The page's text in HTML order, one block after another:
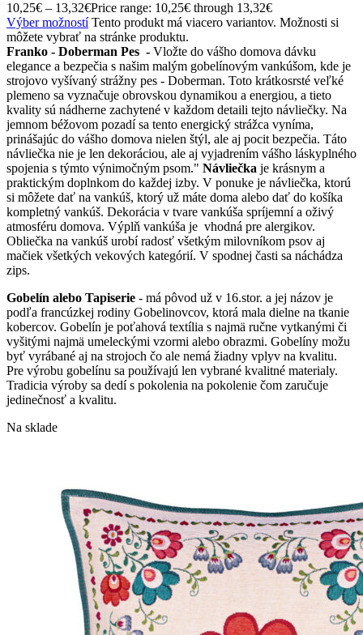
10,25€ – 13,32€Price range: 10,25€ through 13,32€
Výber možností Tento produkt má viacero variantov. Možnosti si
môžete vybrať na stránke produktu.
Franko - Doberman Pes - Vložte do vášho domova dávku
elegance a bezpečia s našim malým gobelínovým vankúšom, kde je
strojovo vyšívaný strážny pes - Doberman. Toto krátkosrsté veľké
plemeno sa vyznačuje obrovskou dynamikou a energiou, a tieto
kvality sú nádherne zachytené v každom detaili tejto návliečky. Na
jemnom béžovom pozadí sa tento energický strážca vyníma,
prinášajúc do vášho domova nielen štýl, ale aj pocit bezpečia. Táto
návliečka nie je len dekoráciou, ale aj vyjadrením vášho láskyplného
spojenia s týmto výnimočným psom." Návliečka je krásnym a
praktickým doplnkom do každej izby. V ponuke je návliečka, ktorú
si môžete dať na vankúš, ktorý už máte doma alebo dať do košíka
kompletný vankúš. Dekorácia v tvare vankúša spríjemní a oživý
atmosféru domova. Výplň vankúša je vhodná pre alergikov.
Obliečka na vankúš urobí radosť všetkým milovníkom psov aj
mačiek všetkých vekových kategórií. V spodnej časti sa náchádza
zips.
Gobelín alebo Tapiserie - má pôvod už v 16.stor. a jej názov je
podľa francúzkej rodiny Gobelinovcov, ktorá mala dielne na tkanie
kobercov. Gobelín je poťahová textília s najmä ručne vytkanými či
vyšitými najmä umeleckými vzormi alebo obrazmi. Gobelíny možu
byť vyrábané aj na strojoch čo ale nemá žiadny vplyv na kvalitu.
Pre výrobu gobelínu sa používajú len vybrané kvalitné materialy.
Tradicia výroby sa dedí s pokolenia na pokolenie čom zaručuje
jedinečnosť a kvalitu.
Na sklade